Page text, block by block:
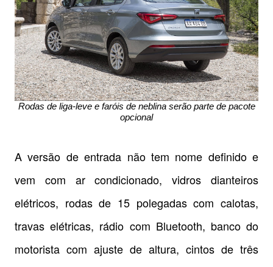
Rodas de liga-leve e faróis de neblina serão parte de pacote
opcional
A versão de entrada não tem nome definido e
vem com ar condicionado, vidros dianteiros
elétricos, rodas de 15 polegadas com calotas,
travas elétricas, rádio com Bluetooth, banco do
motorista com ajuste de altura, cintos de três